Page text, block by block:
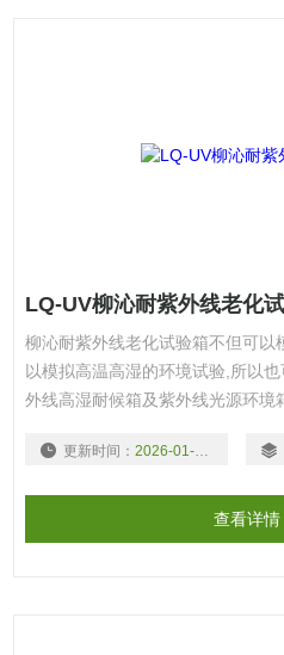
LQ-UV柳沁耐紫外线老化
柳沁耐紫外线老化试验箱不但可以
以模拟高温高湿的环境试验,所以
外线高湿耐候箱及紫外线光源环境
外（UV）灯模拟阳光中的紫外线
更新时间： 2026-01-04
查看详情